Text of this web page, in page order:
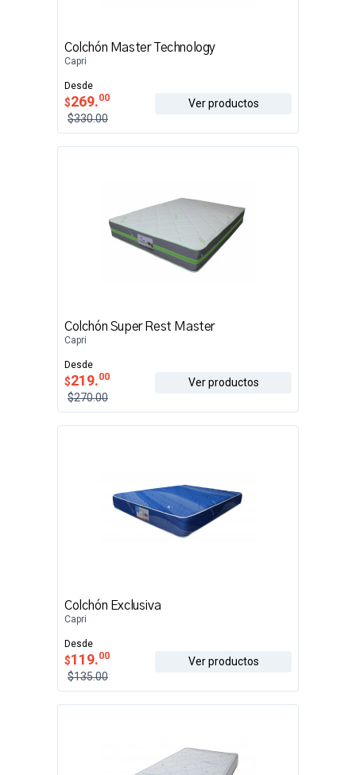
Colchón Master Technology
Capri
Desde
$269.00
$330.00
Ver productos
Colchón Super Rest Master
Capri
Desde
$219.00
$270.00
Ver productos
Colchón Exclusiva
Capri
Desde
$119.00
$135.00
Ver productos